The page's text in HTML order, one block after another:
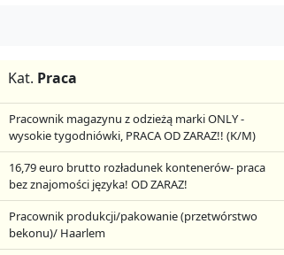
Kat. Praca
Pracownik magazynu z odzieżą marki ONLY -
wysokie tygodniówki, PRACA OD ZARAZ!! (K/M)
16,79 euro brutto rozładunek kontenerów- praca
bez znajomości języka! OD ZARAZ!
Pracownik produkcji/pakowanie (przetwórstwo
bekonu)/ Haarlem